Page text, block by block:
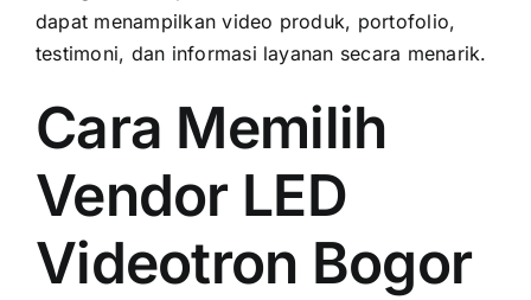
dapat menampilkan video produk, portofolio,
testimoni, dan informasi layanan secara menarik.
Cara Memilih
Vendor LED
Videotron Bogor